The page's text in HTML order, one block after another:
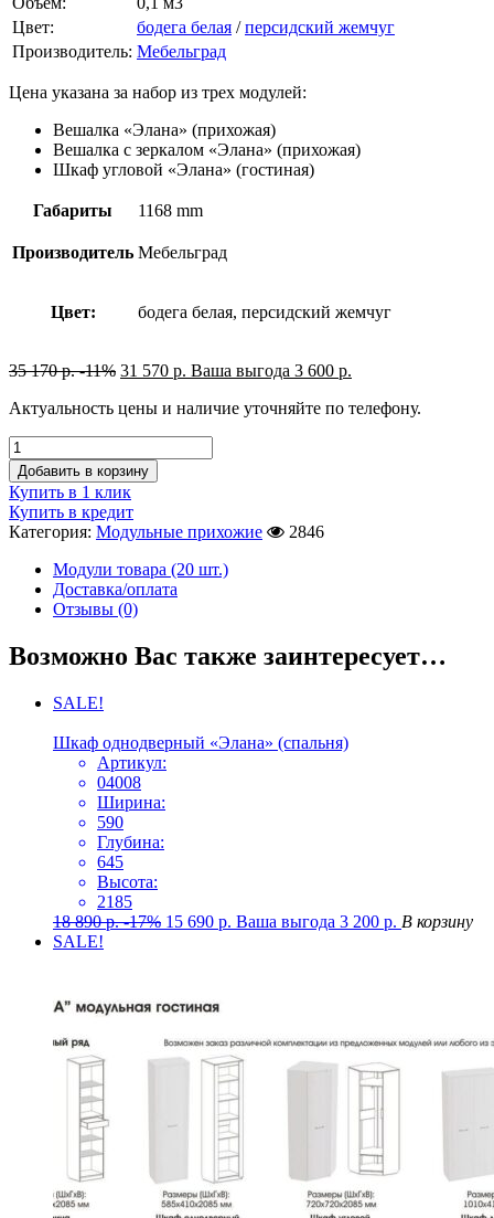
Цвет:
бодега белая /персидский жемчуг
Производитель: Мебельград
Цена указана за набор из трех модулей:
Вешалка «Элана» (прихожая)
Вешалка с зеркалом «Элана» (прихожая)
Шкаф угловой «Элана» (гостиная)
Габариты 1168 mm
Производитель Мебельград
Цвет: бодега белая, персидский жемчуг
35 170р. -11% 31 570 р. Ваша выгода 3 600 р.
Актуальность цены и наличие уточняйте по телефону.
Добавить в корзину
Купить в 1 клик
Купить в кредит
Категория: Модульные прихожие
2846
Модули товара (20 шт.)
Доставка/оплата
Отзывы (0)
Возможно Вас также заинтересует…
SALE!
Шкаф однодверный «Элана» (спальня)
Артикул:
04008
Ширина:
590
Глубина:
645
Высота:
2185
18 890р. -17% 15 690 р. Ваша выгода 3 200 р. В корзину
SALE!